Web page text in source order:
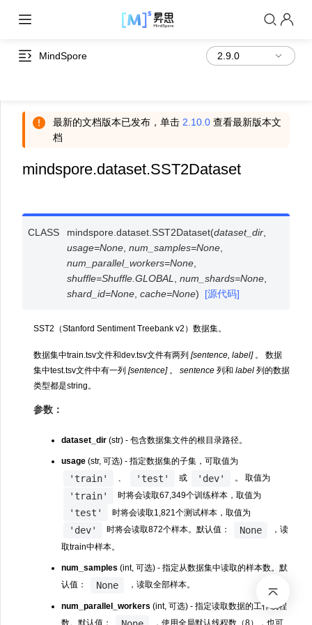
MindSpore
最新的文档版本已发布，单击 2.10.0 查看最新版本文
档
mindspore.dataset.SST2Dataset
CLASS mindspore.dataset.SST2Dataset(dataset_dir
usage=None ,num_samples=None
num_parallel_workers=None
shuffle=Shuffle.GLOBAL ,num_shards=None
shard_id=None ,cache=None) [源代码]
SST2（Stanford Sentiment Treebank v2）数据集。
数据集中train.tsv文件和dev.tsv文件有两列 [sentence, label]。 数据
集中test.tsv文件中有一列 [sentence]。 sentence 列和 label 列的数据
类型都是string。
参数：
dataset_dir (str) - 包含数据集文件的根目录路径。
usage (str, 可选) - 指定数据集的子集，可取值为
'train' 、 'test' 或 'dev' 。 取值为
'train' 时将会读取67,349个训练样本，取值为
'test' 时将会读取1,821个测试样本，取值为
'dev' 时将会读取872个样本。默认值： None
，读
取train中样本。
num_samples (int, 可选) - 指定从数据集中读取的样本数。默
认值：
None ，读取全部样本。
num_parallel_workers (int, 可选) - 指定读取数据的工作线程
数。默认值：
，使用全局默认线程数（8），也可